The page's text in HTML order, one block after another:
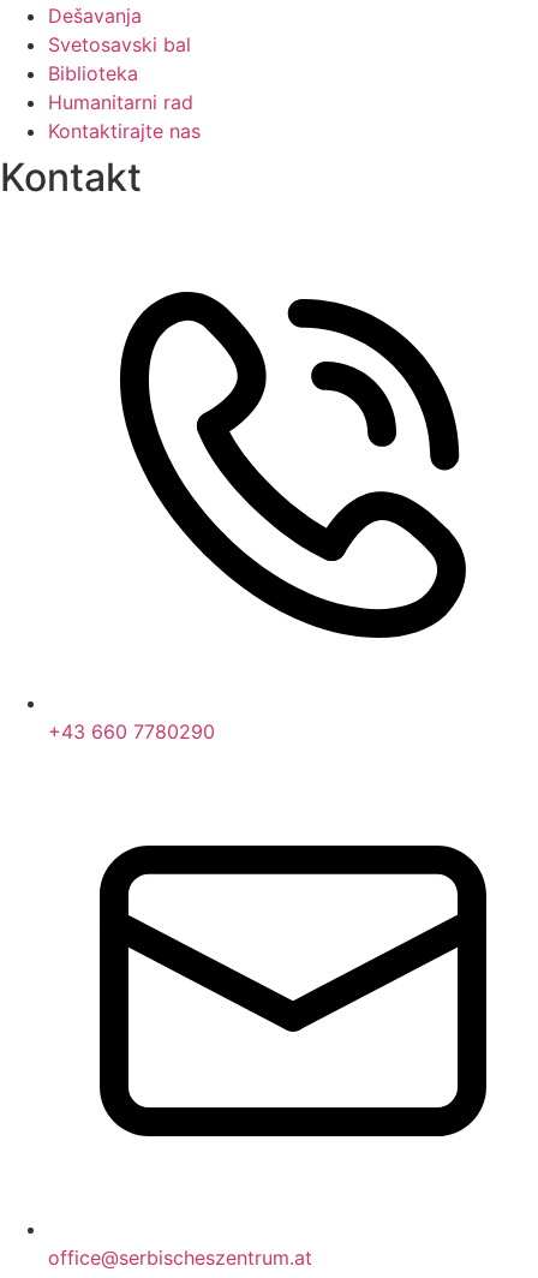
Dešavanja
Svetosavski bal
Biblioteka
Humanitarni rad
Kontaktirajte nas
Kontakt
+43 660 7780290
office@serbischeszentrum.at